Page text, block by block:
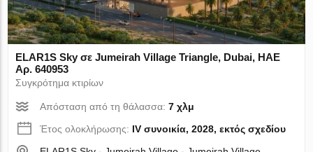
ELAR1S Sky σε Jumeirah Village Triangle, Dubai, ΗΑΕ
Αρ. 640953
Συγκρότημα κτιρίων
Απόσταση από τη θάλασσα:7 χλμ
Έτος ολοκλήρωσης: IV συνοικία, 2028, εκτός σχεδίου